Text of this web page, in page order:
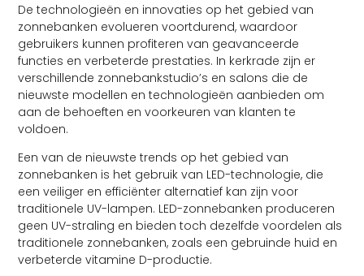
De technologieën en innovaties op het gebied van
zonnebanken evolueren voortdurend, waardoor
gebruikers kunnen profiteren van geavanceerde
functies en verbeterde prestaties. In kerkrade zijn er
verschillende zonnebankstudio’s en salons die de
nieuwste modellen en technologieën aanbieden om
aan de behoeften en voorkeuren van klanten te
voldoen.
Een van de nieuwste trends op het gebied van
zonnebanken is het gebruik van LED-technologie, die
een veiliger en efficiënter alternatief kan zijn voor
traditionele UV-lampen. LED-zonnebanken produceren
geen UV-straling en bieden toch dezelfde voordelen als
traditionele zonnebanken, zoals een gebruinde huid en
verbeterde vitamine D-productie.